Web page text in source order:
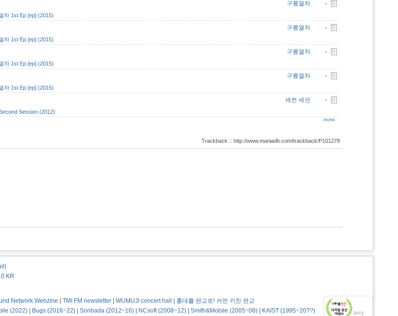
구릉열차 -
차 1st Ep [ep] (2015)
구릉열차 -
차 1st Ep [ep] (2015)
구릉열차 -
차 1st Ep [ep] (2015)
구릉열차 -
차 1st Ep [ep] (2015)
세컨 세션 -
Session (2012)
Trackback :: http://www.maniadb.com/trackback/P101278
)
KR
Network Webzine TMI FM newsletter WUMUJI concert hall
홍대를 판교로! 커먼 키친 판교
(2022) Bugs (2016~22) Soribada (2012~16) NCsoft (2008~12) Smith&Mobile (2005~08) KAIST (1995~20??)